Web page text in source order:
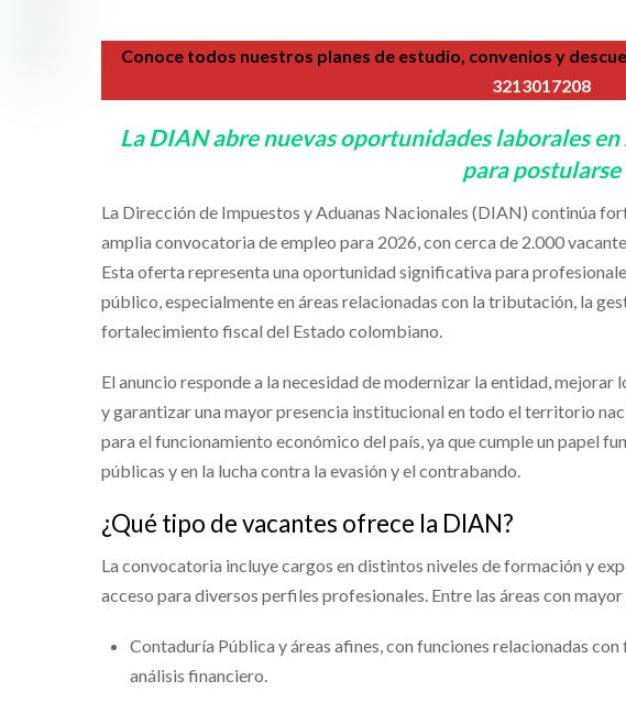
Conoce todos nuestros planes de estudio, convenios y
3213017208
La DIAN abre nuevas oportunidades laborales
para postularse
La Dirección de Impuestos y Aduanas Nacionales (DIAN) continúa
amplia convocatoria de empleo para 2026, con cerca de 2.000
Esta oferta representa una oportunidad significativa para
público, especialmente en áreas relacionadas con la tributación, la
fortalecimiento fiscal del Estado colombiano.
El anuncio responde a la necesidad de modernizar la entidad,
y garantizar una mayor presencia institucional en todo el territorio
para el funcionamiento económico del país, ya que cumple un papel
públicas y en la lucha contra la evasión y el contrabando.
¿Qué tipo de vacantes ofrece la DIAN?
La convocatoria incluye cargos en distintos niveles de formación y
acceso para diversos perfiles profesionales. Entre las áreas con
Contaduría Pública y áreas afines, con funciones relacionadas
análisis financiero.